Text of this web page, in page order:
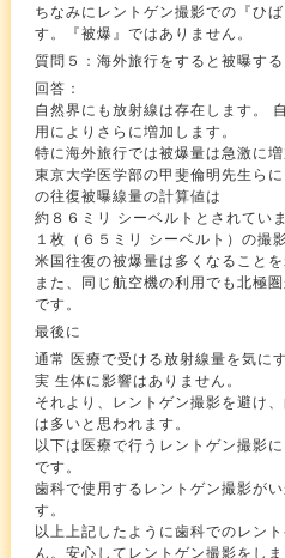
ちなみにレントゲン撮影での『ひ
す。『被爆』ではありません。
質問５：海外旅行をすると被曝する
回答：
自然界にも放射線は存在します。
用によりさらに増加します。
特に海外旅行では被爆量は急激に増
東京大学医学部の甲斐倫明先生ら
の往復被曝線量の計算値は
約８６ミリ シーベルトとされてい
１枚（６５ミリ シーベルト）の撮
米国往復の被爆量は多くなることを
また、同じ航空機の利用でも北極
です。
最後に
通常 医療で受ける放射線量を気に
実 生体に影響はありません。
それより、レントゲン撮影を避け
は多いと思われます。
以下は医療で行うレントゲン撮影
です。
歯科で使用するレントゲン撮影が
す。
以上上記したように歯科でのレン
ん。安心してレントゲン撮影をしま